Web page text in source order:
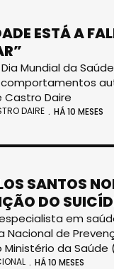
ESTÁ A
Mundial da
Castro Daire
DAIRE HÁ 10 MESES
SANTOS
DO
em
Nacional de
da Saúde
HÁ 10 MESES